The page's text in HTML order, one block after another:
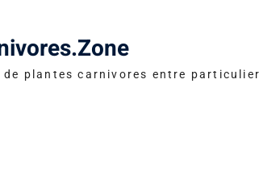
de plantes carnivores entre